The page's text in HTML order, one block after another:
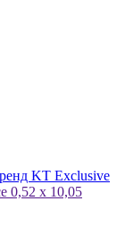
KT Exclusive
0,52 x 10,05